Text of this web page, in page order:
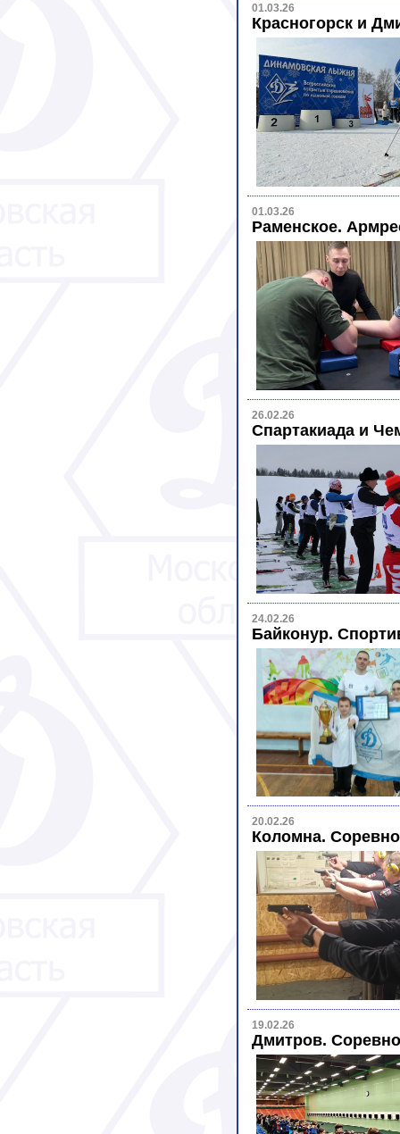
01.03.26
Красногорск и
01.03.26
Раменское.
26.02.26
Спартакиада и
24.02.26
Байконур.
20.02.26
Коломна.
19.02.26
Дмитров.